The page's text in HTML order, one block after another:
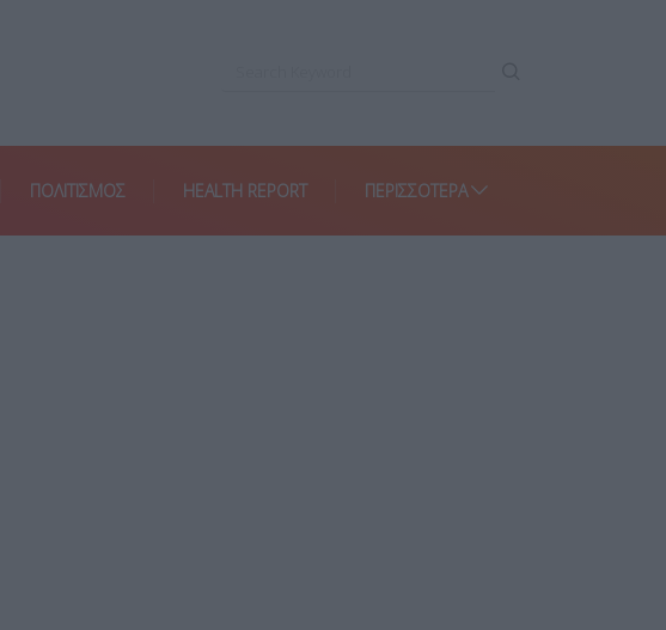
ΠΟΛΙΤΙΣΜΟΣ HEALTH REPORT ΠΕΡΙΣΣΌΤΕΡΑ